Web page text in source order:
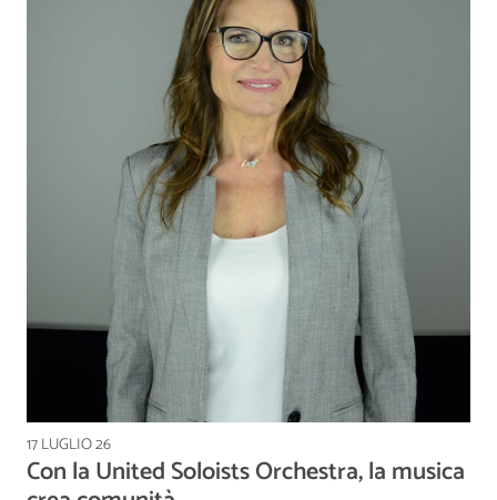
17 LUGLIO 26
Con la United Soloists Orchestra, la musica